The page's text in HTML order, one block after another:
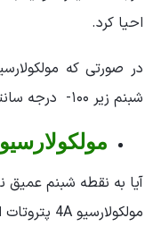
احیا کرد.
در صورتی که
شبنم زیر ۱۰۰- درجه سانتی گراد را ایجاد کند.
مولکولارسیو 4A
آیا به نقطه شبنم عمیق
مولکولارسیو 4A پتروتات است.